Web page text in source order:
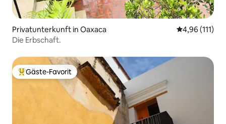
Privatunterkunft in Oaxaca
4,96 (111)
Die Erbschaft.
Beliebter Gäste-Favorit.
Gäste-Favorit